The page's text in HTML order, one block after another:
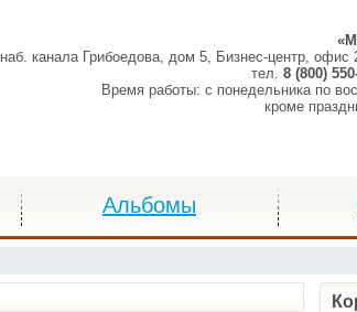
наб. канала Грибоедова, дом 5, Бизнес-центр, офис
тел. 8 (800)
Время работы: c понедельника по
кроме
Альбомы